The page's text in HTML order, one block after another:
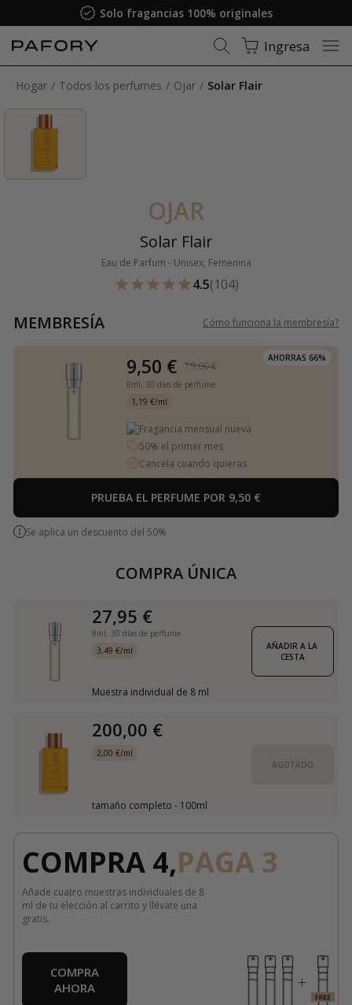
Solo fragancias 100% originales
Ingresa
Hogar Todos los perfumes Ojar Solar Flair
OJAR
Solar Flair
Eau de Parfum - Unisex, Femenina
4.5(104)
MEMBRESÍA Cómo funciona la membresía?
AHORRAS 66%
9,50 € 19,00 €
8ml, 30 días de perfume
1,19 €/ml
Fragancia mensual nueva
50% el primer mes
Cancela cuando quieras
PRUEBA EL PERFUME POR 9,50 €
Se aplica un descuento del 50%
COMPRA ÚNICA
27,95 €
8ml, 30 días de perfume
3,49 €/ml
Muestra individual de 8 ml
AÑADIR A LA
CESTA
200,00 €
2,00 €/ml
tamaño completo - 100ml
AGOTADO
COMPRA 4,PAGA 3
Añade cuatro muestras individuales de 8
ml de tu elección al carrito y llévate una
gratis.
COMPRA
AHORA